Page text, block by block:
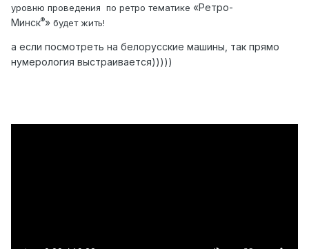
уровню проведения по ретро тематике «Ретро-
Минск®» будет жить!
а если посмотреть на белорусские машины, так прямо
нумерология выстраивается)))))